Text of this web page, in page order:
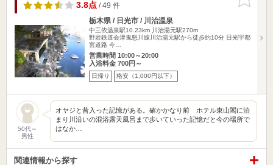
りに追加
3.8点/ 49 件
栃木県 / 日光市 / 川治温泉
中三依温泉駅10.23km
川治湯元駅270m
野岩鉄道会津鬼怒川線川治湯元駅から徒歩約10分 日光宇都
宮道路 今…
営業時間 10:00～20:00
入浴料金 700円～
日帰り 格安（1,000円以下）
50代～
男性
オヤジと昔入った記憶がある。確かかなり前 ホテル東山閣に泊
まり川沿いの混浴露天風呂まで歩いていった記憶だと今の場所で
はなか…
関連情報から探す